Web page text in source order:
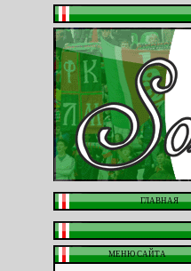
ГЛАВНАЯ
МЕНЮ САЙТА